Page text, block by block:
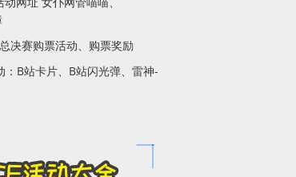
决赛购票活动、购票奖励
：B站卡片、B站闪光弹、雷神-